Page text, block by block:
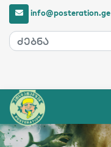
info@posteration.ge